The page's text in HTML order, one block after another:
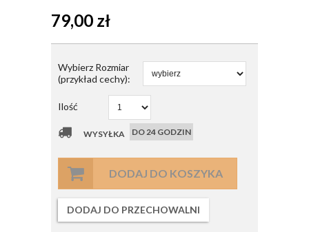
79,00 zł
Wybierz Rozmiar
(przykład cechy):
Ilość
WYSYŁKA DO 24 GODZIN
DODAJ DO KOSZYKA
DODAJ DO PRZECHOWALNI